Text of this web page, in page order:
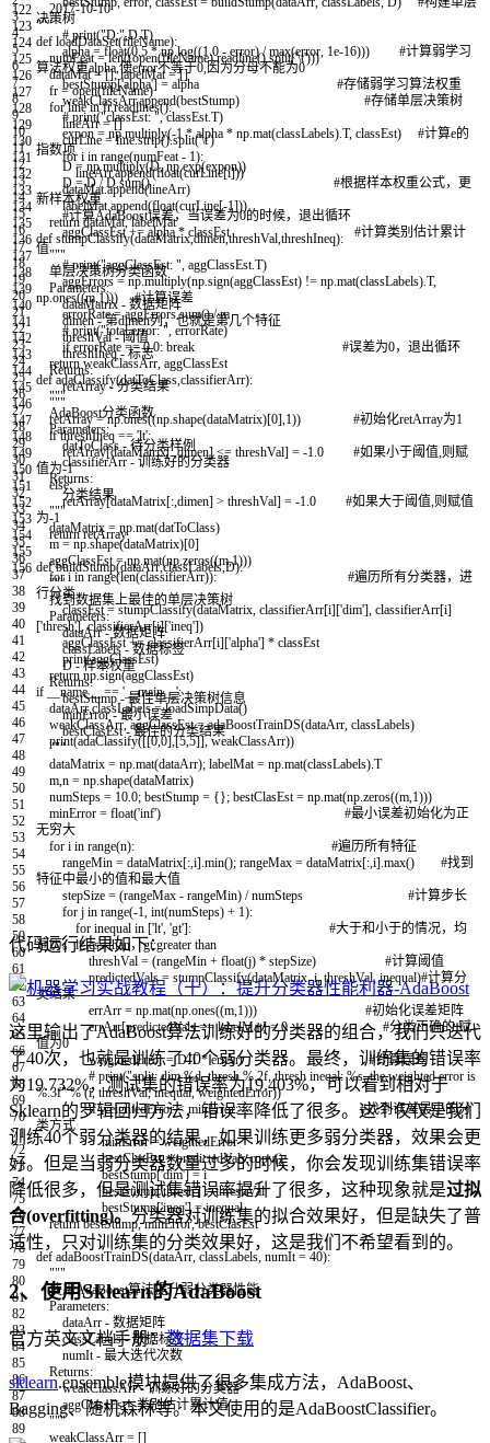
122
123
124
125
126
127
128
129
130
131
132
133
134
135
136
137
138
139
140
141
142
143
144
145
146
147
148
149
150
151
152
153
154
155
156
决策树
# print("D:",D.T)
alpha = float(0.5 * np.log((1.0 - error) / max(error, 1e-16)))
#计算弱学习
算法权重alpha,使error不等于0,因为分母不能为0
bestStump['alpha'] = alpha
#存储弱学习算法权重
weakClassArr.append(bestStump)
#存储单层决策树
# print("classEst: ", classEst.T)
expon = np.multiply(-1 * alpha * np.mat(classLabels).T, classEst)
#计算e的
指数项
D = np.multiply(D, np.exp(expon))
D = D / D.sum()
#根据样本权重公式，更
新样本权重
#计算AdaBoost误差，当误差为0的时候，退出循环
aggClassEst += alpha * classEst
#计算类别估计累计
值
# print("aggClassEst: ", aggClassEst.T)
aggErrors = np.multiply(np.sign(aggClassEst) != np.mat(classLabels).T,
np.ones((m,1)))
#计算误差
errorRate = aggErrors.sum() / m
# print("total error: ", errorRate)
if errorRate == 0.0: break
#误差为0，退出循环
return weakClassArr, aggClassEst
def adaClassify(datToClass,classifierArr):
"""
AdaBoost分类函数
Parameters:
datToClass - 待分类样例
classifierArr - 训练好的分类器
Returns:
分类结果
"""
dataMatrix = np.mat(datToClass)
m = np.shape(dataMatrix)[0]
aggClassEst = np.mat(np.zeros((m,1)))
for i in range(len(classifierArr)):
#遍历所有分类器，进
行分类
classEst = stumpClassify(dataMatrix, classifierArr[i]['dim'], classifierArr[i]
['thresh'], classifierArr[i]['ineq'])
aggClassEst += classifierArr[i]['alpha'] * classEst
print(aggClassEst)
return np.sign(aggClassEst)
if
__name__ == '__main__':
dataArr,classLabels = loadSimpData()
weakClassArr, aggClassEst = adaBoostTrainDS(dataArr, classLabels)
print(adaClassify([[0,0],[5,5]], weakClassArr))
3
4
5
6
7
8
9
10
11
12
13
14
15
16
17
18
19
20
21
22
23
24
25
26
27
28
29
30
31
32
33
34
35
36
37
38
39
40
41
42
43
44
45
46
47
48
49
50
51
52
53
54
55
56
57
58
59
60
61
62
63
64
65
66
67
68
69
70
71
72
73
74
75
76
77
78
79
80
81
82
83
84
85
86
87
88
89
2017-10-10
"""
def loadDataSet(fileName):
numFeat = len((open(fileName).readline().split('\t')))
dataMat = []; labelMat = []
fr = open(fileName)
for linein fr.readlines():
lineArr = []
curLine = line.strip().split('\t')
for i in range(numFeat - 1):
lineArr.append(float(curLine[i]))
dataMat.append(lineArr)
labelMat.append(float(curLine[-1]))
return dataMat, labelMat
def stumpClassify(dataMatrix,dimen,threshVal,threshIneq):
"""
单层决策树分类函数
Parameters:
dataMatrix - 数据矩阵
dimen - 第dimen列，也就是第几个特征
threshVal - 阈值
threshIneq - 标志
Returns:
retArray - 分类结果
"""
retArray = np.ones((np.shape(dataMatrix)[0],1))
#初始化retArray为1
if threshIneq == 'lt':
retArray[dataMatrix[:,dimen] <= threshVal] = -1.0
#如果小于阈值,则赋
值为-1
else:
retArray[dataMatrix[:,dimen] > threshVal] = -1.0
#如果大于阈值,则赋值
为-1
return retArray
def buildStump(dataArr,classLabels,D):
"""
找到数据集上最佳的单层决策树
Parameters:
dataArr - 数据矩阵
classLabels - 数据标签
D - 样本权重
Returns:
bestStump - 最佳单层决策树信息
minError - 最小误差
bestClasEst - 最佳的分类结果
"""
dataMatrix = np.mat(dataArr); labelMat = np.mat(classLabels).T
m,n = np.shape(dataMatrix)
numSteps = 10.0; bestStump = {}; bestClasEst = np.mat(np.zeros((m,1)))
minError = float('inf')
#最小误差初始化为正
无穷大
for i in range(n):
#遍历所有特征
rangeMin = dataMatrix[:,i].min(); rangeMax = dataMatrix[:,i].max()
#找到
特征中最小的值和最大值
stepSize = (rangeMax - rangeMin) / numSteps
#计算步长
for j in range(-1, int(numSteps) + 1):
for inequal in ['lt', 'gt']:
#大于和小于的情况，均
遍历。lt:less than，gt:greater than
threshVal = (rangeMin + float(j) * stepSize)
#计算阈值
predictedVals = stumpClassify(dataMatrix, i, threshVal, inequal)#计算分
类结果
errArr = np.mat(np.ones((m,1)))
#初始化误差矩阵
errArr[predictedVals == labelMat] = 0
#分类正确的,赋
值为0
weightedError = D.T * errArr
#计算误差
# print("split: dim %d, thresh %.2f, thresh ineqal: %s, the weighted error is
%.3f" % (i, threshVal, inequal, weightedError))
if weightedError < minError:
#找到误差最小的分
类方式
minError = weightedError
bestClasEst = predictedVals.copy()
bestStump['dim'] = i
bestStump['thresh'] = threshVal
bestStump['ineq'] = inequal
return bestStump, minError, bestClasEst
def adaBoostTrainDS(dataArr, classLabels, numIt = 40):
"""
使用AdaBoost算法提升弱分类器性能
Parameters:
dataArr - 数据矩阵
classLabels - 数据标签
numIt - 最大迭代次数
Returns:
weakClassArr - 训练好的分类器
aggClassEst - 类别估计累计值
"""
weakClassArr = []
代码运行结果如下：
这里输出了AdaBoost算法训练好的分类器的组合，我们只迭代
了40次，也就是训练了40个弱分类器。最终，训练集的错误率
为19.732%，测试集的错误率为19.403%，可以看到相对于
Sklearn的罗辑回归方法，错误率降低了很多。这个仅仅是我们
训练40个弱分类器的结果，如果训练更多弱分类器，效果会更
好。但是当弱分类器数量过多的时候，你会发现训练集错误率
降低很多，但是测试集错误率提升了很多，这种现象就是过拟
合(overfitting)。分类器对训练集的拟合效果好，但是缺失了普
适性，只对训练集的分类效果好，这是我们不希望看到的。
2、使用Sklearn的AdaBoost
官方英文文档手册：数据集下载
sklearn.ensemble模块提供了很多集成方法，AdaBoost、
Bagging、随机森林等。本文使用的是AdaBoostClassifier。